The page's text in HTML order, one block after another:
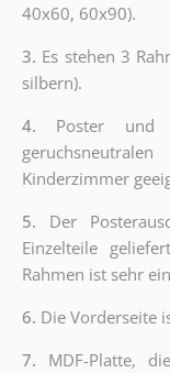
40x60, 60x90).
3. Es stehen 3
silbern).
4. Poster und
Kinderzimmer
5. Der
Einzelteile
Rahmen ist sehr
6. Die Vorderseite
7. MDF-Platte,